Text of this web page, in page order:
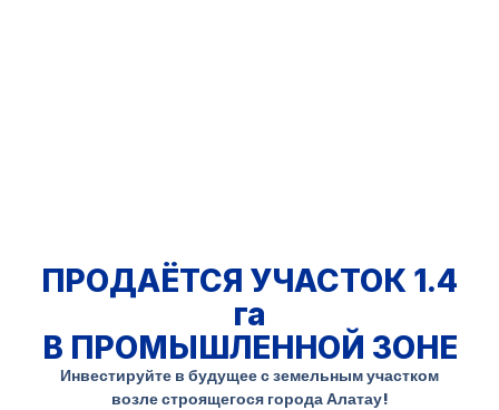
ПРОДАЁТСЯ УЧАСТОК 1.4
га
В ПРОМЫШЛЕННОЙ ЗОНЕ
Инвестируйте в будущее с земельным участком
возле строящегося города Алатау!